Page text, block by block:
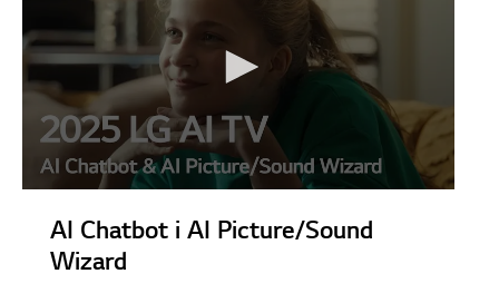
AI Chatbot i AI Picture/Sound
Wizard